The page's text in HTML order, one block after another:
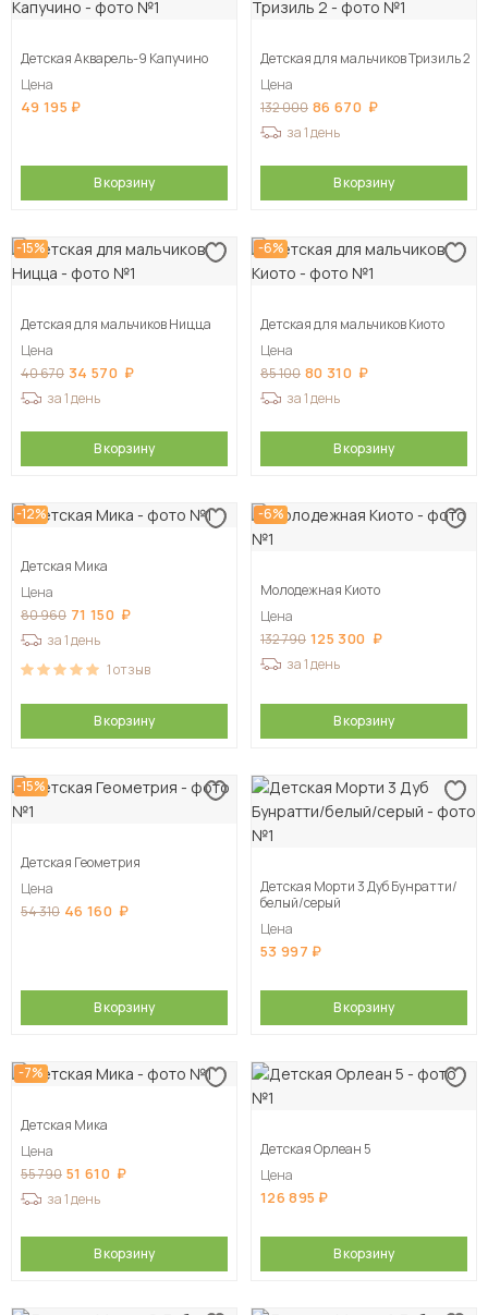
Детская Акварель-9 Капучино
Цена
49 195
В корзину
Детская для мальчиков Тризиль 2
Цена
132 000 86 670
за 1 день
В корзину
-15%
Детская для мальчиков Ницца
Цена
40 670 34 570
за 1 день
В корзину
-6%
Детская для мальчиков Киото
Цена
85 100 80 310
за 1 день
В корзину
-12%
Детская Мика
Цена
80 960 71 150
за 1 день
1отзыв
В корзину
-6%
Молодежная Киото
Цена
132 790 125 300
за 1 день
В корзину
-15%
Детская Геометрия
Цена
54 310 46 160
В корзину
Детская Морти 3 Дуб Бунратти/
белый/серый
Цена
53 997
В корзину
-7%
Детская Мика
Цена
55 790 51 610
за 1 день
В корзину
Детская Орлеан 5
Цена
126 895
В корзину